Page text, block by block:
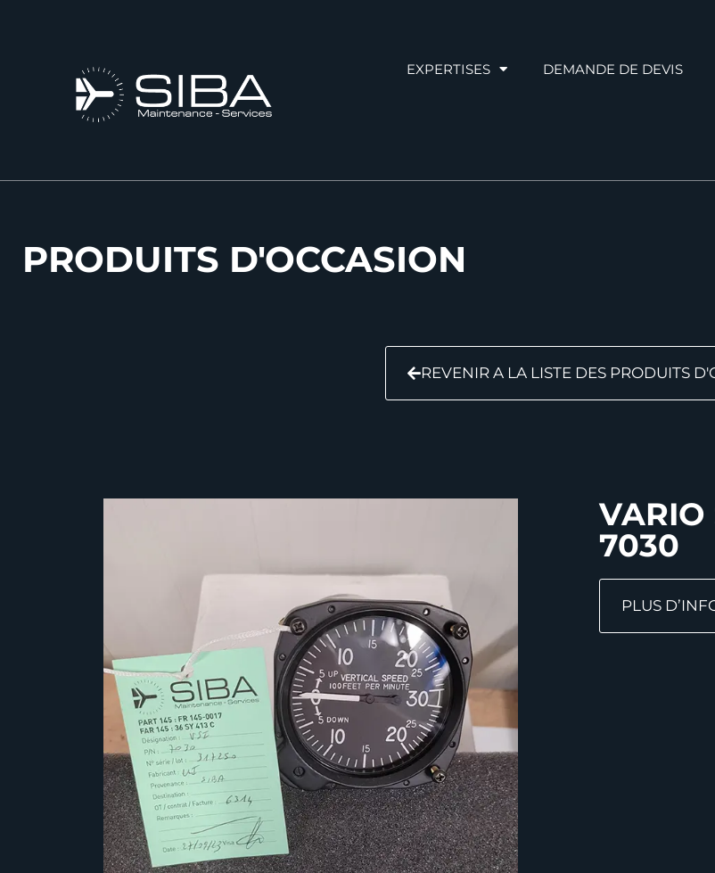
EXPERTISES DEMANDE DE DEVIS
PRODUITS D'OCCASION
REVENIR A LA LISTE DES PRODUITS
VARIO
7030
PLUS